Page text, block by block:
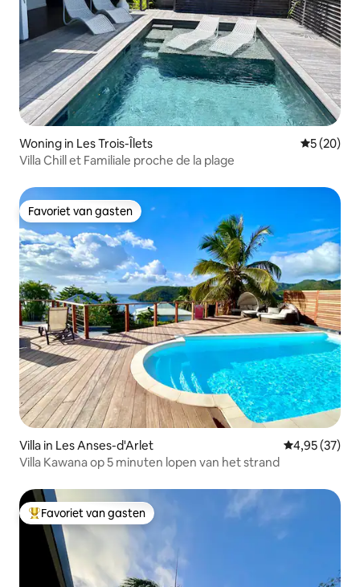
Woning in Les Trois-Îlets
5 (20)
Villa Chill et Familiale proche de la plage
Favoriet van gasten
Favoriet van gasten
Villa in Les Anses-d'Arlet Gemiddelde
4,95 (37)
Villa Kawana op 5 minuten lopen van het strand
Topfavoriet van gasten
Favoriet van gasten